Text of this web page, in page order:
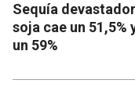
Sequía
soja cae un
un 59%